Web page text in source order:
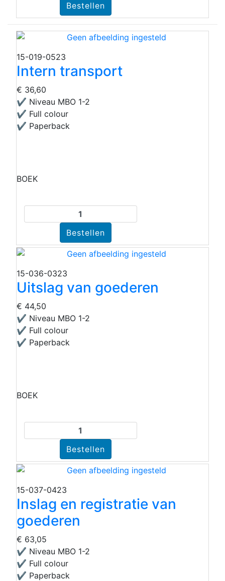
15-019-0523
Intern transport
€ 36,60
✔ Niveau MBO 1-2
✔ Full colour
✔ Paperback
BOEK
15-036-0323
Uitslag van goederen
€ 44,50
✔ Niveau MBO 1-2
✔ Full colour
✔ Paperback
BOEK
15-037-0423
Inslag en registratie van
goederen
€ 63,05
✔ Niveau MBO 1-2
✔ Full colour
✔ Paperback